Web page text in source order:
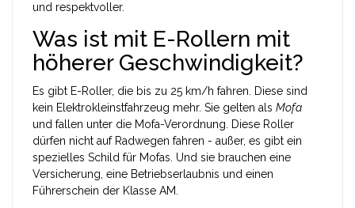
und respektvoller.
Was ist mit E-Rollern mit
höherer Geschwindigkeit?
Es gibt E-Roller, die bis zu 25 km/h fahren. Diese sind
kein Elektrokleinstfahrzeug mehr. Sie gelten als Mofa
und fallen unter die Mofa-Verordnung. Diese Roller
dürfen nicht auf Radwegen fahren - außer, es gibt ein
spezielles Schild für Mofas. Und sie brauchen eine
Versicherung, eine Betriebserlaubnis und einen
Führerschein der Klasse AM.